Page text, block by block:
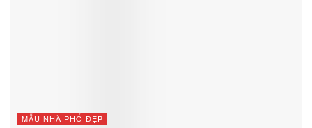
MẪU NHÀ PHỐ ĐẸP